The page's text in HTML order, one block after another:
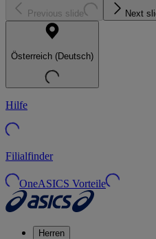
Previous slide Next
Österreich (Deutsch)
Hilfe
Filialfinder
OneASICS Vorteile
Herren